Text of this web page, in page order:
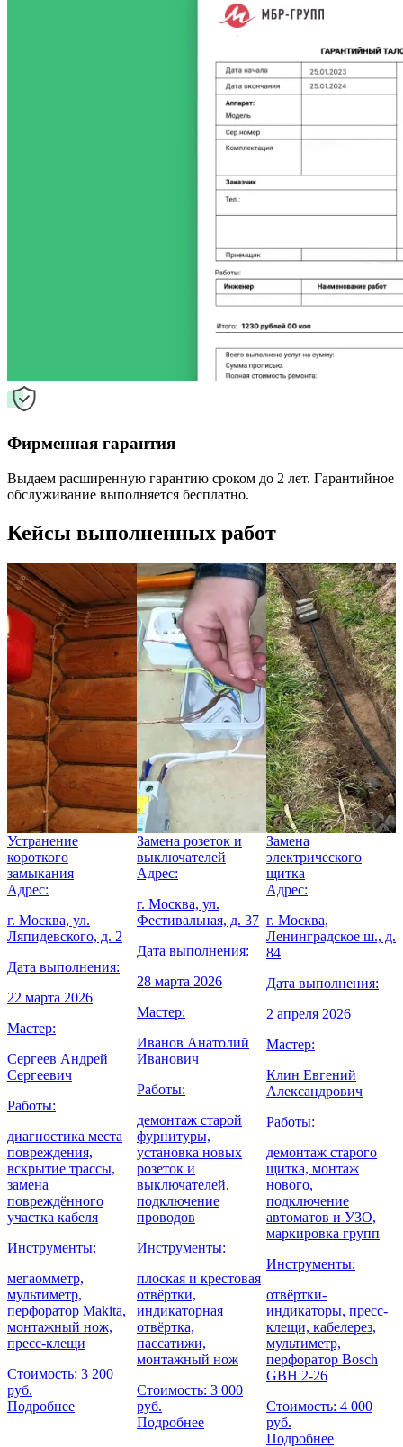
Фирменная гарантия
Выдаем расширенную гарантию сроком до 2 лет. Гарантийное
обслуживание выполняется бесплатно.
Кейсы выполненных работ
Устранение
короткого
замыкания
Адрес:
г. Москва, ул.
Ляпидевского, д. 2
Дата выполнения:
22 марта 2026
Мастер:
Сергеев Андрей
Сергеевич
Работы:
диагностика места
повреждения,
вскрытие трассы,
замена
повреждённого
участка кабеля
Инструменты:
мегаомметр,
мультиметр,
перфоратор Makita,
монтажный нож,
пресс-клещи
Стоимость: 3 200
руб.
Подробнее
Замена розеток и
выключателей
Адрес:
г. Москва, ул.
Фестивальная, д. 37
Дата выполнения:
28 марта 2026
Мастер:
Иванов Анатолий
Иванович
Работы:
демонтаж старой
фурнитуры,
установка новых
розеток и
выключателей,
подключение
проводов
Инструменты:
плоская и крестовая
отвёртки,
индикаторная
отвёртка,
пассатижи,
монтажный нож
Стоимость: 3 000
руб.
Подробнее
Замена
электрического
щитка
Адрес:
г. Москва,
Ленинградское ш., д.
84
Дата выполнения:
2 апреля 2026
Мастер:
Клин Евгений
Александрович
Работы:
демонтаж старого
щитка, монтаж
нового,
подключение
автоматов и УЗО,
маркировка групп
Инструменты:
отвёртки-
индикаторы, пресс-
клещи, кабелерез,
мультиметр,
перфоратор Bosch
GBH 2-26
Стоимость: 4 000
руб.
Подробнее